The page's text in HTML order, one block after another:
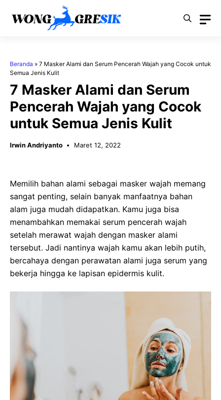
Beranda » 7 Masker Alami dan Serum Pencerah Wajah yang Cocok untuk
Semua Jenis Kulit
7 Masker Alami dan Serum
Pencerah Wajah yang Cocok
untuk Semua Jenis Kulit
Irwin Andriyanto Maret 12, 2022
Memilih bahan alami sebagai masker wajah memang
sangat penting, selain banyak manfaatnya bahan
alam juga mudah didapatkan. Kamu juga bisa
menambahkan memakai serum pencerah wajah
setelah merawat wajah dengan masker alami
tersebut. Jadi nantinya wajah kamu akan lebih putih,
bercahaya dengan perawatan alami juga serum yang
bekerja hingga ke lapisan epidermis kulit.